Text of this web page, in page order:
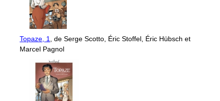
Topaze, 1, de Serge Scotto, Éric Stoffel, Éric Hübsch et
Marcel Pagnol